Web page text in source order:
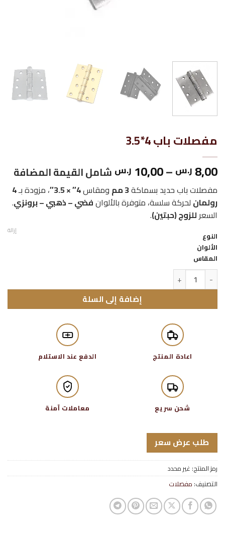
مفصلات باب 4*3.5
8,00 ر.س –
10,00 ر.س نطاق
السعر:
من
شامل القيمة المضافة
مفصلات باب حديد بسماكة3 مم ومقاس4″ × 3.5″ ، مزودة بـ4
رولمان لحركة سلسة، متوفرة بالألوانفضي – ذهبي – برونزي.
السعرللزوج (حبتين).
النوع
الألوان
المقاس
إزالة
كمية مفصلات باب 4*3.5
إضافة إلى السلة
اعادة المنتج الدفع عند الاستلام
شحن سريع معاملات آمنة
طلب عرض سعر
رمز المنتج: غير محدد
التصنيف: مفصلات